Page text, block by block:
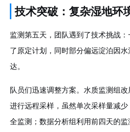
技术突破：复杂湿地环
监测第五天，团队遇到了技术挑战
了原定计划，同时部分偏远淀泊因
达。
队员们迅速调整方案。水质监测组
进行远程采样，虽然单次采样量减
全监测；数据分析组利用前四天的